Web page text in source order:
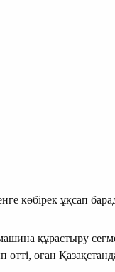
көбірек ұқсап
құрастыру
өтті, оған